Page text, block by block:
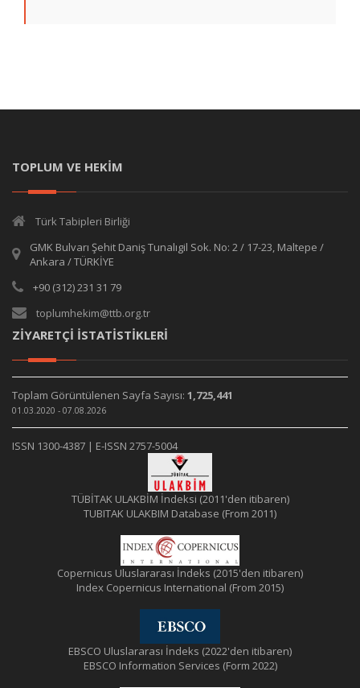
TOPLUM VE HEKİM
Türk Tabipleri Birliği
GMK Bulvarı Şehit Daniş Tunalıgil Sok. No: 2 / 17-23, Maltepe /
Ankara / TÜRKİYE
+90 (312) 231 31 79
toplumhekim@ttb.org.tr
ZİYARETÇİ İSTATİSTİKLERİ
Toplam Görüntülenen Sayfa Sayısı: 1,725,441
01.03.2020 - 07.08.2026
ISSN 1300-4387 | E-ISSN 2757-5004
TÜBİTAK ULAKBİM İndeksi (2011'den itibaren)
TUBITAK ULAKBIM Database (From 2011)
Copernicus Uluslararası İndeks (2015'den itibaren)
Index Copernicus International (From 2015)
EBSCO Uluslararası İndeks (2022'den itibaren)
EBSCO Information Services (Form 2022)